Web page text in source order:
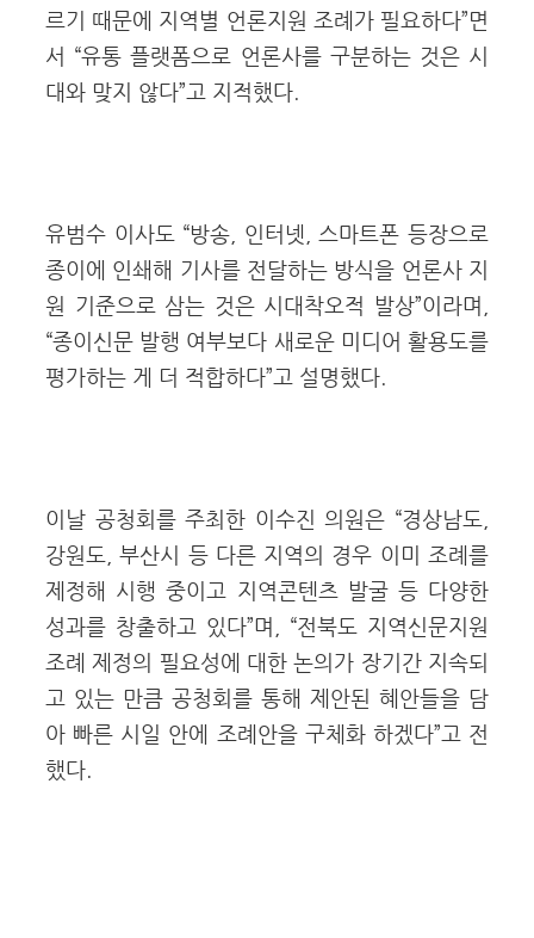
르기 때문에 지역별 언론지원 조례가 필요하다”면
서 “유통 플랫폼으로 언론사를 구분하는 것은 시
대와 맞지 않다”고 지적했다.
유범수 이사도 “방송, 인터넷, 스마트폰 등장으로
종이에 인쇄해 기사를 전달하는 방식을 언론사 지
원 기준으로 삼는 것은 시대착오적 발상”이라며,
“종이신문 발행 여부보다 새로운 미디어 활용도를
평가하는 게 더 적합하다”고 설명했다.
이날 공청회를 주최한 이수진 의원은 “경상남도,
강원도, 부산시 등 다른 지역의 경우 이미 조례를
제정해 시행 중이고 지역콘텐츠 발굴 등 다양한
성과를 창출하고 있다”며, “전북도 지역신문지원
조례 제정의 필요성에 대한 논의가 장기간 지속되
고 있는 만큼 공청회를 통해 제안된 혜안들을 담
아 빠른 시일 안에 조례안을 구체화 하겠다”고 전
했다.